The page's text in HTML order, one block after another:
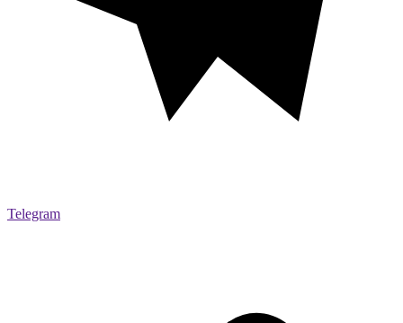
Telegram